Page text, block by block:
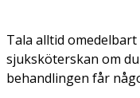
Tala alltid
sjuksköterskan om
behandlingen får